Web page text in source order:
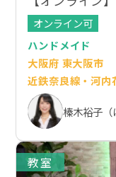
オンライン可
ハンドメイド
大阪府 東大阪市
近鉄奈良線・河内
榛木裕子（
教室